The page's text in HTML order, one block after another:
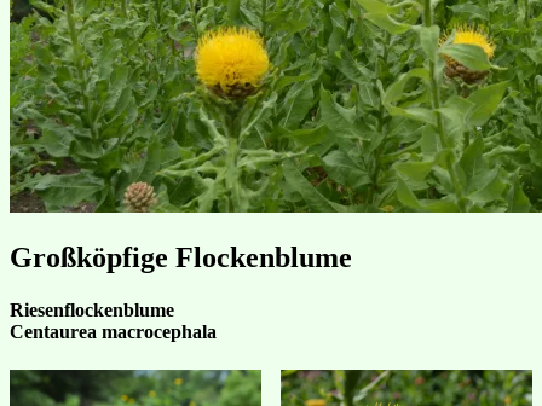
Großköpfige Flockenblume
Riesenflockenblume
Centaurea macrocephala